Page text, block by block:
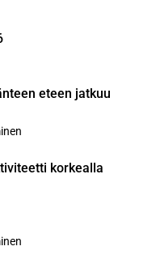
eteen jatkuu
korkealla